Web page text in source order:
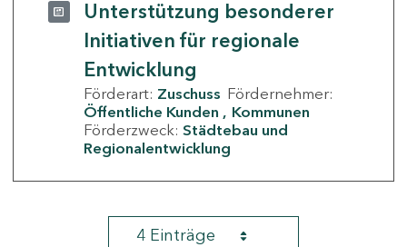
Unterstützung besonderer
Initiativen für regionale
Entwicklung
Förderart: Zuschuss Fördernehmer:
Öffentliche Kunden
Kommunen
Förderzweck: Städtebau und
Regionalentwicklung
4 Einträge